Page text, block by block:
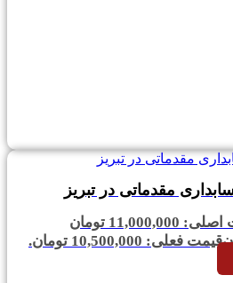
مقدماتی در تبریز
قیمت اصلی: 11,000,000 تومان
قیمت فعلی: 10,500,000 تومان.